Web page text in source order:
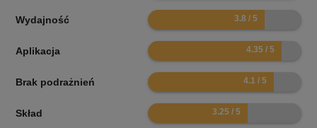
Wydajność 7.6
Aplikacja 8.7
Brak podrażnień 8.2
Skład 6.5